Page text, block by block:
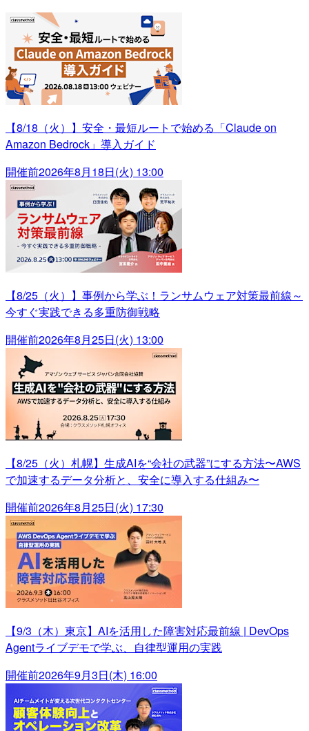
【8/18（火）】安全・最短ルートで始める「Claude on
Amazon Bedrock」導入ガイド
開催前2026年8月18日(火) 13:00
【8/25（火）】事例から学ぶ！ランサムウェア対策最前線～
今すぐ実践できる多重防御戦略
開催前2026年8月25日(火) 13:00
【8/25（火）札幌】生成AIを“会社の武器”にする方法〜AWS
で加速するデータ分析と、安全に導入する仕組み〜
開催前2026年8月25日(火) 17:30
【9/3（木）東京】AIを活用した障害対応最前線 | DevOps
Agentライブデモで学ぶ、自律型運用の実践
開催前2026年9月3日(木) 16:00